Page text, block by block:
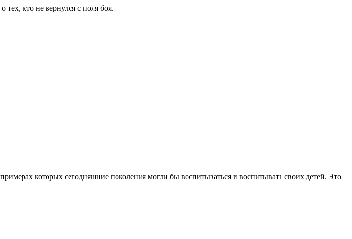
кто не вернулся с поля боя.
которых сегодняшние поколения могли бы воспитываться и воспитывать своих детей. Это